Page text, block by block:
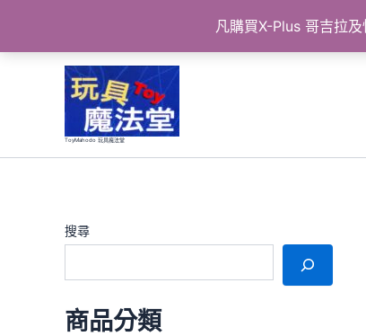
凡購買X-Plus 哥吉拉
內
ToyMahodo 玩具魔法堂
搜尋
商品分類